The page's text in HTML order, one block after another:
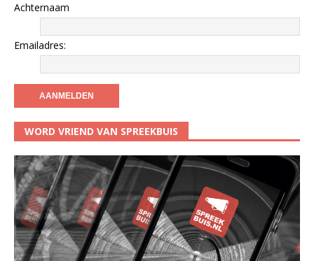
Achternaam
Emailadres:
WORD VRIEND VAN SPREEKBUIS